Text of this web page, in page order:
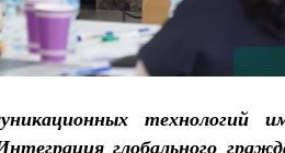
технологий
глобального